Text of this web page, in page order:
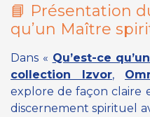
📘 Présentation
qu’un Maître
Dans « Qu’est-ce
collection Izvor,
explore de façon claire
discernement spirituel